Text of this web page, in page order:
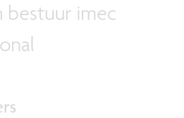
bestuur imec